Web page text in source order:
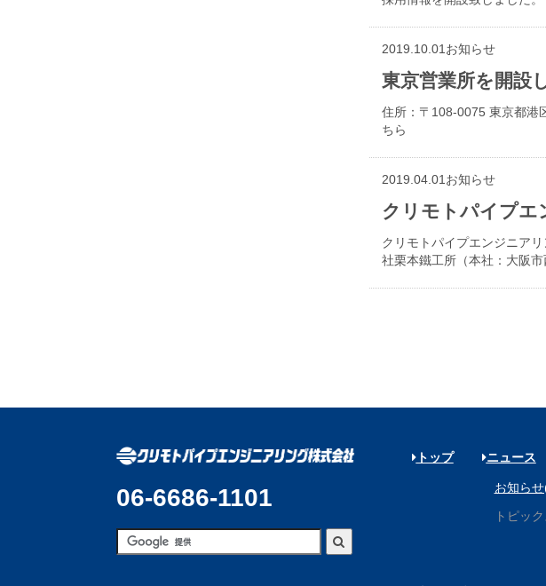
2019.10.01 お知らせ
東京営業所を開設
住所：〒108-0075 東京都港
ちら
2019.04.01 お知らせ
クリモトパイプエ
クリモトパイプエンジニア
社栗本鐵工所（本社：大阪
06-6686-1101
トップ ニュース
お知ら
トピック